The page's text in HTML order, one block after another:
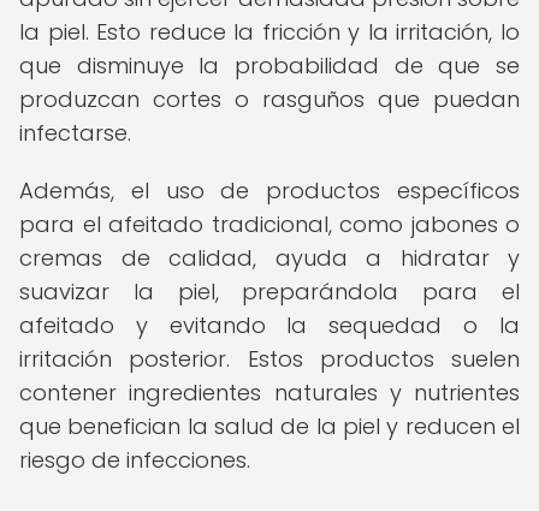
la piel. Esto reduce la fricción y la irritación, lo
que disminuye la probabilidad de que se
produzcan cortes o rasguños que puedan
infectarse.
Además, el uso de productos específicos
para el afeitado tradicional, como jabones o
cremas de calidad, ayuda a hidratar y
suavizar la piel, preparándola para el
afeitado y evitando la sequedad o la
irritación posterior. Estos productos suelen
contener ingredientes naturales y nutrientes
que benefician la salud de la piel y reducen el
riesgo de infecciones.